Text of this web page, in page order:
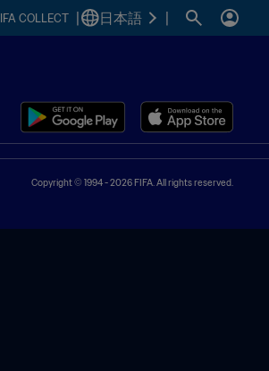
COLLECT 日本語
Copyright © 1994 - 2026 FIFA. All rights reserved.